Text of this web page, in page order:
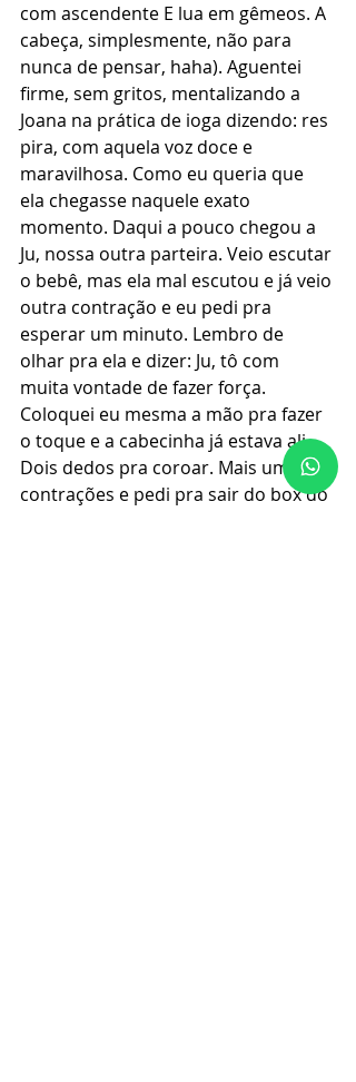
com ascendente E lua em gêmeos. A
cabeça, simplesmente, não para
nunca de pensar, haha). Aguentei
firme, sem gritos, mentalizando a
Joana na prática de ioga dizendo: res
pira, com aquela voz doce e
maravilhosa. Como eu queria que
ela chegasse naquele exato
momento. Daqui a pouco chegou a
Ju, nossa outra parteira. Veio escutar
o bebê, mas ela mal escutou e já veio
outra contração e eu pedi pra
esperar um minuto. Lembro de
olhar pra ela e dizer: Ju, tô com
muita vontade de fazer força.
Coloquei eu mesma a mão pra fazer
o toque e a cabecinha já estava ali.
Dois dedos pra coroar. Mais umas
contrações e pedi pra sair do box do